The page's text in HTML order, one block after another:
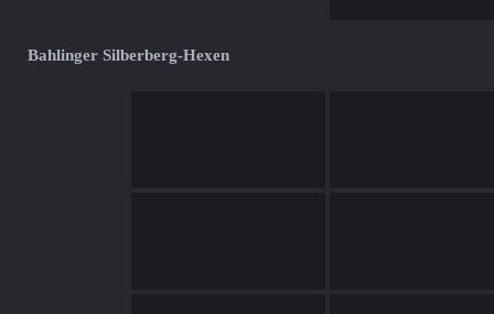
Bahlinger Silberberg-Hexen